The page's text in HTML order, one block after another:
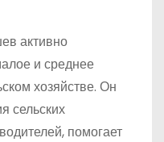
активно
и среднее
хозяйстве. Он
сельских
помогает